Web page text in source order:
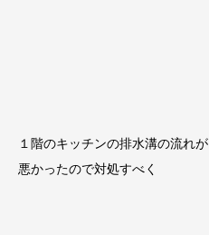
１階のキッチンの排水溝の流れが
悪かったので対処すべく